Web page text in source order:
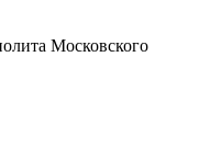
Московского